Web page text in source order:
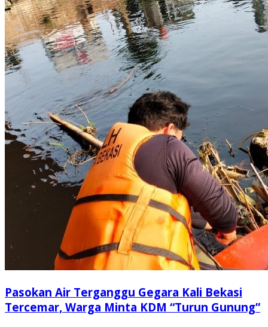
Pasokan Air Terganggu Gegara Kali Bekasi
Tercemar, Warga Minta KDM “Turun Gunung”